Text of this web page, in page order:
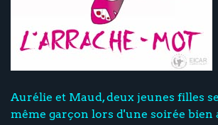
Aurélie et Maud, deux jeunes filles
même garçon lors d'une soirée bien